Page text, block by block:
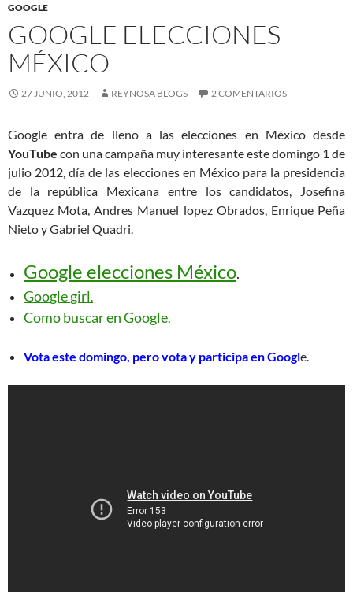
GOOGLE
GOOGLE ELECCIONES
MÉXICO
27 JUNIO, 2012 REYNOSA BLOGS 2 COMENTARIOS
Google entra de lleno a las elecciones en México desde
YouTube con una campaña muy interesante este domingo 1 de
julio 2012, día de las elecciones en México para la presidencia
de la república Mexicana entre los candidatos, Josefina
Vazquez Mota, Andres Manuel lopez Obrados, Enrique Peña
Nieto y Gabriel Quadri.
Google elecciones México.
Googlegirl
Como buscar en Google
Vota este domingo, pero vota y participa en Google.